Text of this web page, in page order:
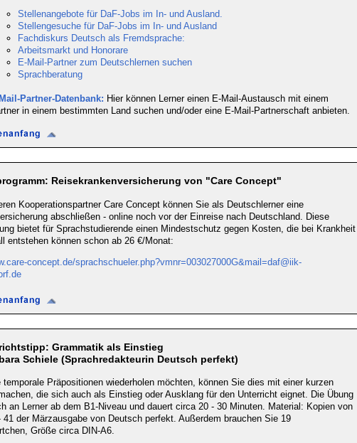
Stellenangebote für DaF-Jobs im In- und Ausland.
Stellengesuche für DaF-Jobs im In- und Ausland
Fachdiskurs Deutsch als Fremdsprache:
Arbeitsmarkt und Honorare
E-Mail-Partner zum Deutschlernen suchen
Sprachberatung
Partner-Datenbank: Hier können Lerner einen E-Mail-Austausch mit einem
in einem bestimmten Land suchen und/oder eine E-Mail-Partnerschaft anbieten.
Reisekrankenversicherung von "Care Concept"
Kooperationspartner Care Concept können Sie als Deutschlerner eine
abschließen - online noch vor der Einreise nach Deutschland. Diese
bietet für Sprachstudierende einen Mindestschutz gegen Kosten, die bei Krankheit
entstehen können schon ab 26 €/Monat:
concept.de/sprachschueler.php?vmnr=003027000G&mail=daf@iik-
Grammatik als Einstieg
Schiele (Sprachredakteurin Deutsch perfekt)
temporale Präpositionen wiederholen möchten, können Sie dies mit einer kurzen
die sich auch als Einstieg oder Ausklang für den Unterricht eignet. Die Übung
an Lerner ab dem B1-Niveau und dauert circa 20 - 30 Minuten. Material: Kopien von
41 der Märzausgabe von Deutsch perfekt. Außerdem brauchen Sie 19
Größe circa DIN-A6.